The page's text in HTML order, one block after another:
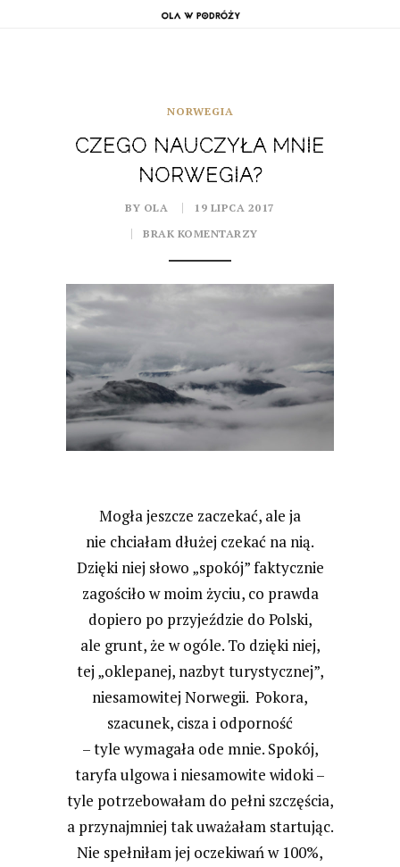
NORWEGIA
CZEGO NAUCZYŁA MNIE
NORWEGIA?
BY OLA
19 LIPCA 2017
BRAK KOMENTARZY
Mogła jeszcze zaczekać, ale ja
nie chciałam dłużej czekać na nią.
Dzięki niej słowo „spokój” faktycznie
zagościło w moim życiu, co prawda
dopiero po przyjeździe do Polski,
ale grunt, że w ogóle. To dzięki niej,
tej „oklepanej, nazbyt turystycznej”,
niesamowitej Norwegii. Pokora,
szacunek, cisza i odporność
– tyle wymagała ode mnie. Spokój,
taryfa ulgowa i niesamowite widoki –
tyle potrzebowałam do pełni szczęścia,
a przynajmniej tak uważałam startując.
Nie spełniłam jej oczekiwań w 100%,